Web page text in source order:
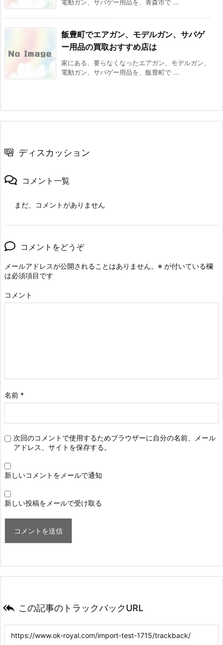
電動ガン、サバゲー用品を、青森市で ...
飯豊町でエアガン、モデルガン、サバゲ
ー用品の買取おすすめ店は
家にある、要らなくなったエアガン、モデルガン、
電動ガン、サバゲー用品を、飯豊町で ...
ディスカッション
コメント一覧
まだ、コメントがありません
コメントをどうぞ
メールアドレスが公開されることはありません。 ※ が付いている欄
は必須項目です
コメント
名前 *
次回のコメントで使用するためブラウザーに自分の名前、メール
アドレス、サイトを保存する。
新しいコメントをメールで通知
新しい投稿をメールで受け取る
 この記事のトラックバックURL